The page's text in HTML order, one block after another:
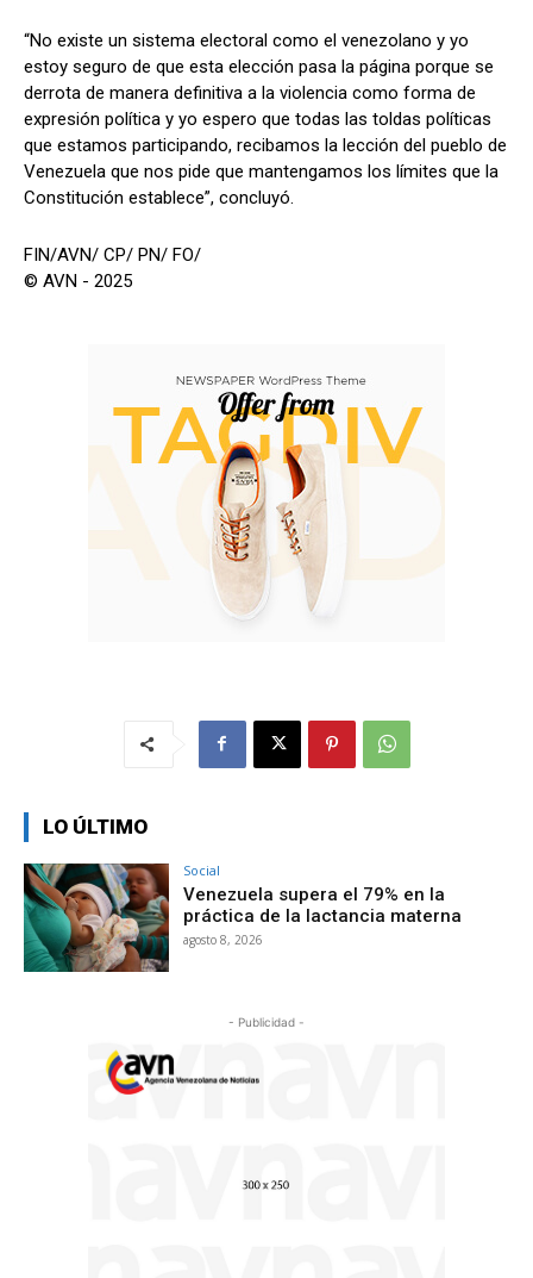
“No existe un sistema electoral como el venezolano y yo
estoy seguro de que esta elección pasa la página porque se
derrota de manera definitiva a la violencia como forma de
expresión política y yo espero que todas las toldas políticas
que estamos participando, recibamos la lección del pueblo de
Venezuela que nos pide que mantengamos los límites que la
Constitución establece”, concluyó.
FIN/AVN/ CP/ PN/ FO/
© AVN - 2025
LO ÚLTIMO
Social
Venezuela supera el 79% en la
práctica de la lactancia materna
agosto 8, 2026
- Publicidad -